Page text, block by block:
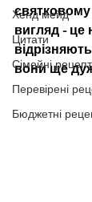
Хенд мейд
Цитати
Сімейні
Перевірені
Бюджетні
святковому
вигляд - це
вони ще